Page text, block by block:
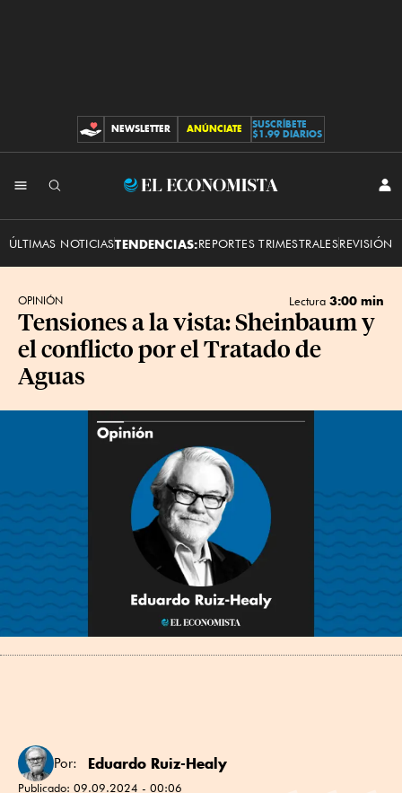
CONTRIBUCIONES
NEWSLETTER ANÚNCIATE
SUSCRÍBETE
$1.99 DIARIOS
El
ÚLTIMAS NOTICIASTENDENCIAS:REPORTES TRIMESTRALESREVISIÓN
OPINIÓN Lectura 3:00 min
Tensiones a la vista: Sheinbaum y
el conflicto por el Tratado de
Aguas
Por: Eduardo Ruiz-Healy
Publicado: 09.09.2024 - 00:06